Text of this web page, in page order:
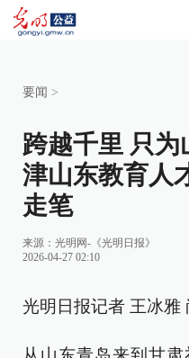
要闻 >
跨越千里 只
津山东教育人
走笔
来源： 光明网-《光明日报》
2026-04-27 02:10
光明日报记者 王冰雅